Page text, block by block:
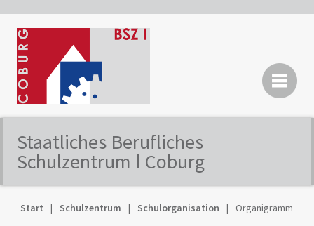
Staatliches Berufliches
Schulzentrum Ⅰ Coburg
Start Schulzentrum Schulorganisation Organigramm